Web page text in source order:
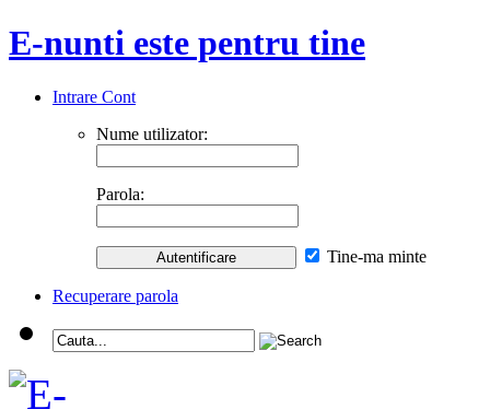
E-nunti este pentru tine
Intrare Cont
Nume utilizator:
Parola:
Tine-ma minte
Recuperare parola